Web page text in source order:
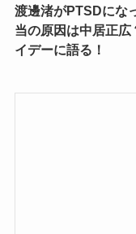
渡邊渚がPTSDにな
当の原因は中居正広
イデーに語る！